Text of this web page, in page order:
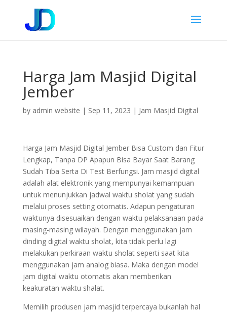
Harga Jam Masjid Digital
Jember
by admin website | Sep 11, 2023 | Jam Masjid Digital
Harga Jam Masjid Digital Jember Bisa Custom dan Fitur
Lengkap, Tanpa DP Apapun Bisa Bayar Saat Barang
Sudah Tiba Serta Di Test Berfungsi. Jam masjid digital
adalah alat elektronik yang mempunyai kemampuan
untuk menunjukkan jadwal waktu sholat yang sudah
melalui proses setting otomatis. Adapun pengaturan
waktunya disesuaikan dengan waktu pelaksanaan pada
masing-masing wilayah. Dengan menggunakan jam
dinding digital waktu sholat, kita tidak perlu lagi
melakukan perkiraan waktu sholat seperti saat kita
menggunakan jam analog biasa. Maka dengan model
jam digital waktu otomatis akan memberikan
keakuratan waktu shalat.
Memilih produsen jam masjid terpercaya bukanlah hal